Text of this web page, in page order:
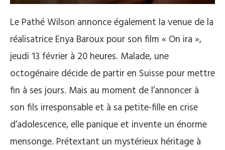
Le Pathé Wilson annonce également la venue de la
réalisatrice Enya Baroux pour son film « On ira »,
jeudi 13 février à 20 heures. Malade, une
octogénaire décide de partir en Suisse pour mettre
fin à ses jours. Mais au moment de l’annoncer à
son fils irresponsable et à sa petite-fille en crise
d’adolescence, elle panique et invente un énorme
mensonge. Prétextant un mystérieux héritage à